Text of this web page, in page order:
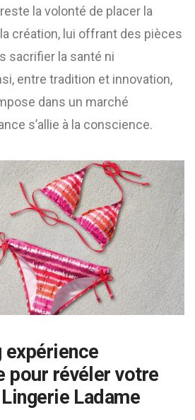
la volonté de placer la
création, lui offrant des pièces
sacrifier la santé ni
entre tradition et innovation,
dans un marché
s’allie à la conscience.
expérience
pour révéler votre
Ladame